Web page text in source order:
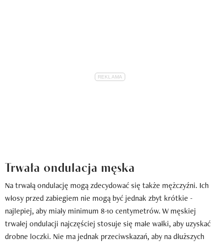
Trwała ondulacja męska
Na trwałą ondulację mogą zdecydować się także mężczyźni. Ich
włosy przed zabiegiem nie mogą być jednak zbyt krótkie -
najlepiej, aby miały minimum 8-10 centymetrów. W męskiej
trwałej ondulacji najczęściej stosuje się małe wałki, aby uzyskać
drobne loczki. Nie ma jednak przeciwskazań, aby na dłuższych